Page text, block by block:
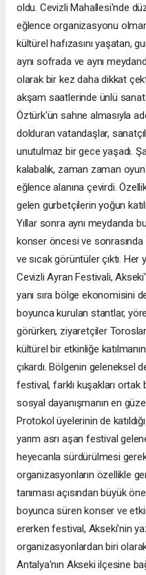
oldu. Cevizli Mahallesi'nde
eğlence organizasyonu
kültürel hafızasını yaşatan,
aynı sofrada ve aynı
olarak bir kez daha dikkat
akşam saatlerinde ünlü
Öztürk'ün sahne almasıyla
dolduran vatandaşlar,
unutulmaz bir gece yaşadı.
kalabalık, zaman zaman
eğlence alanına çevirdi.
gelen gurbetçilerin yoğun
Yıllar sonra aynı meydanda
konser öncesi ve
ve sıcak görüntüler çıktı. Her
Cevizli Ayran Festivali,
yanı sıra bölge ekonomisini
boyunca kurulan stantlar,
görürken, ziyaretçiler
kültürel bir etkinliğe
çıkardı. Bölgenin geleneksel
festival, farklı kuşakları
sosyal dayanışmanın en
Protokol üyelerinin de
yarım asrı aşan festival
heyecanla sürdürülmesi
organizasyonların özellikle
tanıması açısından büyük
boyunca süren konser ve
ererken festival, Akseki'nin
organizasyonlardan biri
Antalya'nın Akseki ilçesine